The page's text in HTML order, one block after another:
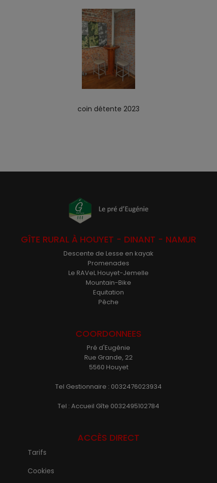
coin détente 2023
GÎTE RURAL À HOUYET - DINANT - NAMUR
Descente de Lesse en kayak
Promenades
Le RAVeL Houyet-Jemelle
Mountain-Bike
Equitation
Pêche
COORDONNEES
Pré d'Eugénie
Rue Grande, 22
5560 Houyet
Tel Gestionnaire : 0032476023934
Tel : Accueil Gîte 0032495102784
ACCÈS DIRECT
Tarifs
Cookies